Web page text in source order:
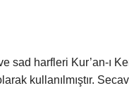
harfleri Kur’an-ı
kullanılmıştır.